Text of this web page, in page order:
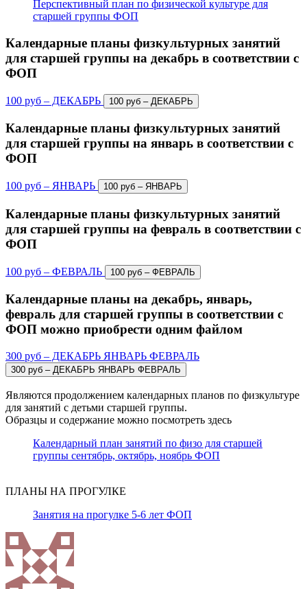
Перспективный план по физической культуре для
старшей группы ФОП
Календарные планы физкультурных занятий
для старшей группы на декабрь в соответствии с
ФОП
100 руб – ДЕКАБРЬ
Календарные планы физкультурных занятий
для старшей группы на январь в соответствии с
ФОП
100 руб – ЯНВАРЬ
Календарные планы физкультурных занятий
для старшей группы на февраль в соответствии с
ФОП
100 руб – ФЕВРАЛЬ
Календарные планы на декабрь, январь,
февраль для старшей группы в соответствии с
ФОП можно приобрести одним файлом
300 руб – ДЕКАБРЬ ЯНВАРЬ ФЕВРАЛЬ
Являются продолжением календарных планов по физкультуре
для занятий с детьми старшей группы.
Образцы и содержание можно посмотреть здесь
Календарный план занятий по физо для старшей
группы сентябрь, октябрь, ноябрь ФОП
ПЛАНЫ НА ПРОГУЛКЕ
Занятия на прогулке 5-6 лет ФОП